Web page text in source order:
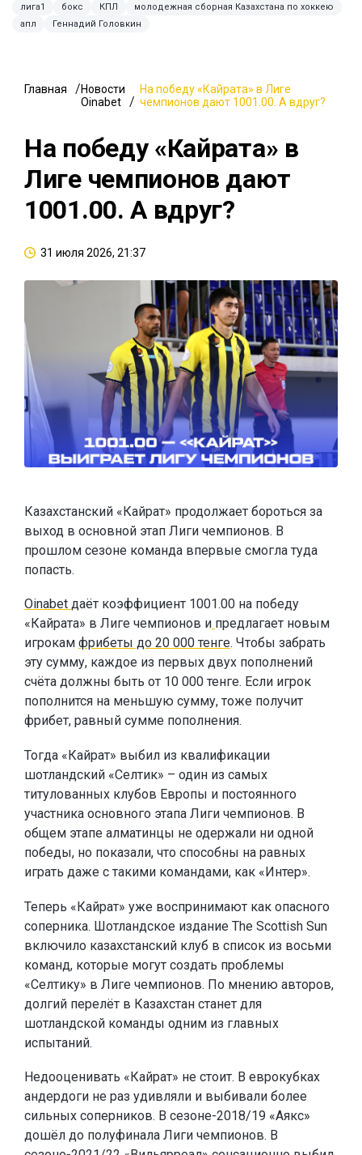
лига1
бокс КПЛ
молодежная сборная Казахстана по хоккею
апл
Геннадий Головкин
Главная
Новости
Oinabet
На победу «Кайрата» в Лиге
чемпионов дают 1001.00. А вдруг?
На победу «Кайрата» в
Лиге чемпионов дают
1001.00. А вдруг?
31 июля 2026, 21:37
Казахстанский «Кайрат» продолжает бороться за
выход в основной этап Лиги чемпионов. В
прошлом сезоне команда впервые смогла туда
попасть.
Oinabet даёт коэффициент 1001.00 на победу
«Кайрата» в Лиге чемпионов и предлагает новым
игрокам фрибеты до 20 000 тенге. Чтобы забрать
эту сумму, каждое из первых двух пополнений
счёта должны быть от 10 000 тенге. Если игрок
пополнится на меньшую сумму, тоже получит
фрибет, равный сумме пополнения.
Тогда «Кайрат» выбил из квалификации
шотландский «Селтик» – один из самых
титулованных клубов Европы и постоянного
участника основного этапа Лиги чемпионов. В
общем этапе алматинцы не одержали ни одной
победы, но показали, что способны на равных
играть даже с такими командами, как «Интер».
Теперь «Кайрат» уже воспринимают как опасного
соперника. Шотландское издание The Scottish Sun
включило казахстанский клуб в список из восьми
команд, которые могут создать проблемы
«Селтику» в Лиге чемпионов. По мнению авторов,
долгий перелёт в Казахстан станет для
шотландской команды одним из главных
испытаний.
Недооценивать «Кайрат» не стоит. В еврокубках
андердоги не раз удивляли и выбивали более
сильных соперников. В сезоне-2018/19 «Аякс»
дошёл до полуфинала Лиги чемпионов. В